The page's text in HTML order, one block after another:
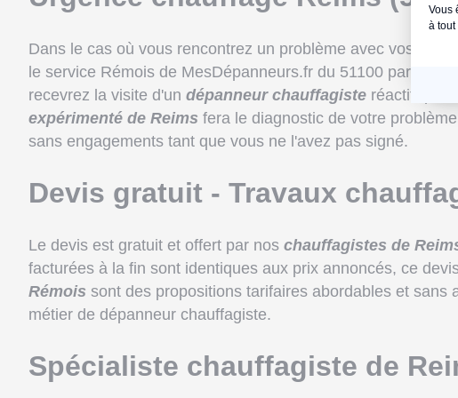
Dans le cas où vous rencontrez un problème avec vos
le service Rémois de MesDépanneurs.fr du 51100 par
recevrez la visite d'un dépanneur chauffagiste réactif qui
expérimenté de Reims fera le diagnostic de votre
sans engagements tant que vous ne l'avez pas signé.
Devis gratuit - Travaux
Le devis est gratuit et offert par nos chauffagistes de
facturées à la fin sont identiques aux prix annoncés, ce
Rémois sont des propositions tarifaires abordables et
métier de dépanneur chauffagiste.
Spécialiste chauffagiste de